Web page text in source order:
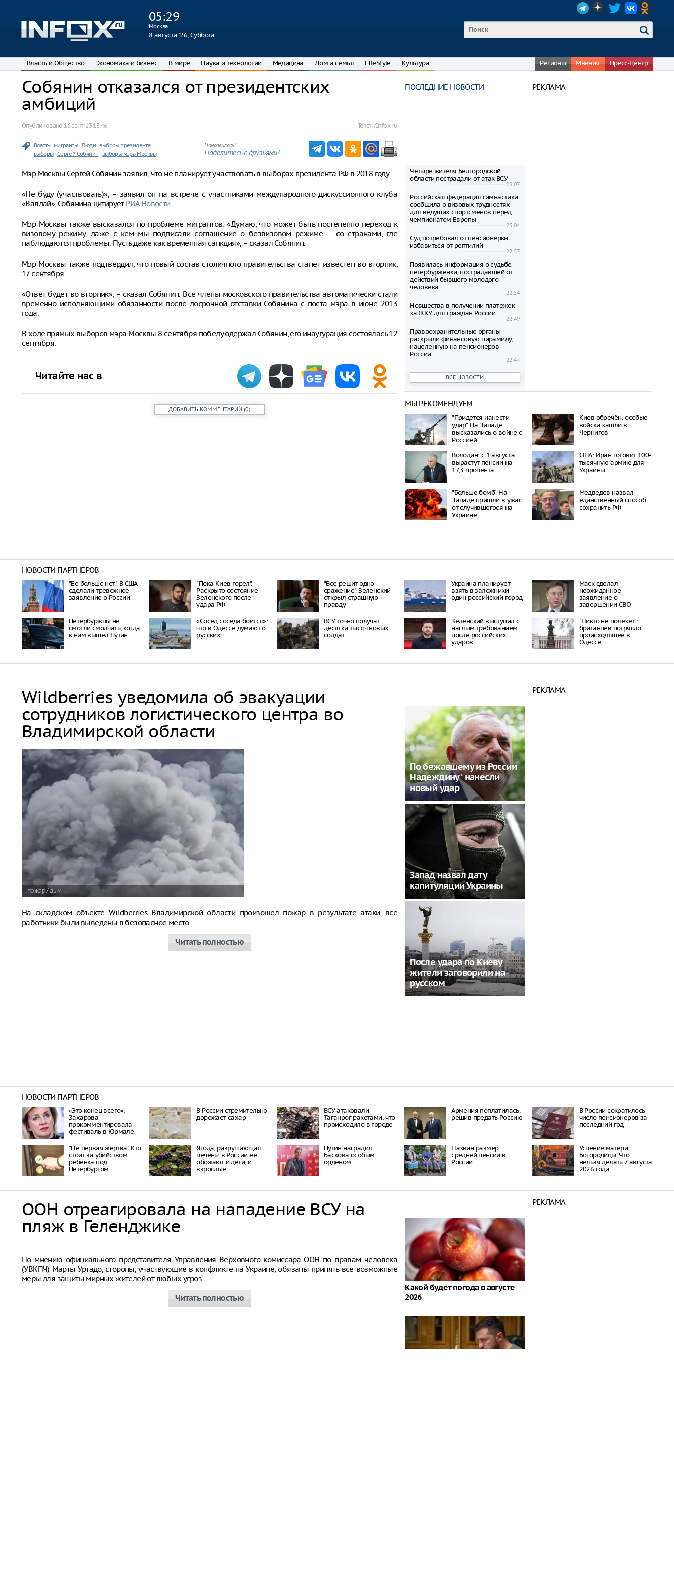
05:29
Москва
8 августа ‘26, Суббота
Власть и Общество Экономика и бизнес В мире Наука и технологии Медицина Дом и семья LIfeStyle Культура Регионы Мнения Пресс-Центр
Собянин отказался от президентских
амбиций
Опубликовано 16 сент. ‘13 13:46 Текст:/Infox.ru
Власть мигранты Люди выборы президента
выборы Сергей Собянин выборы мэра Москвы
Понравилось?
Поделитесь с друзьями!
Мэр Москвы Сергей Собянин заявил, что не планирует участвовать в выборах президента РФ в 2018 году.
«Не буду (участвовать)», – заявил он на встрече с участниками международного дискуссионного клуба
«Валдай», Собянина цитирует РИА Новости.
Мэр Москвы также высказался по проблеме мигрантов. «Думаю, что может быть постепенно переход к
визовому режиму, даже с кем мы подписали соглашение о безвизовом режиме – со странами, где
наблюдаются проблемы. Пусть даже как временная санкция», – сказал Собянин.
Мэр Москвы также подтвердил, что новый состав столичного правительства станет известен во вторник,
17 сентября.
«Ответ будет во вторник», – сказал Собянин. Все члены московского правительства автоматически стали
временно исполняющими обязанности после досрочной отставки Собянина с поста мэра в июне 2013
года.
В ходе прямых выборов мэра Москвы 8 сентября победу одержал Собянин, его инаугурация состоялась 12
сентября.
Читайте нас в
ДОБАВИТЬ КОММЕНТАРИЙ (0)
ПОСЛЕДНИЕ НОВОСТИ
Четыре жителя Белгородской
области пострадали от атак ВСУ
23:07
Российская федерация гимнастики
сообщила о визовых трудностях
для ведущих спортсменов перед
чемпионатом Европы
23:04
Суд потребовал от пенсионерки
избавиться от рептилий
22:57
Появилась информация о судьбе
петербурженки, пострадавшей от
действий бывшего молодого
человека
22:54
Новшества в получении платежек
за ЖКУ для граждан России
22:49
Правоохранительные органы
раскрыли финансовую пирамиду,
нацеленную на пенсионеров
России
22:47
Северные олени гибнут на
Шпицбергене по неизвестной
22:42
Тысячи грузовиков застряли на
границе Украины и Польши
22:38
Младенец родился спустя полтора
часа после трагической гибели
матери, упавшей с 10-го этажа
16:21
Онищенко: в период простуд может
быть введено обязательное
ношение масок
Звезда реалити-шоу поужинала с
кошкой из одной миски, вызвав
отвращение у зрителей
ВСЕ НОВОСТИ
РЕКЛАМА
МЫ РЕКОМЕНДУЕМ
"Придется нанести
удар". На Западе
высказались о войне с
Россией
Киев обречён: особые
войска зашли в
Чернигов
Володин: с 1 августа
вырастут пенсии на
17,3 процента
США: Иран готовит 100-
тысячную армию для
Украины
"Больше бомб". На
Западе пришли в ужас
от случившегося на
Украине
Медведев назвал
единственный способ
сохранить РФ
НОВОСТИ ПАРТНЕРОВ
"Ее больше нет". В США
сделали тревожное
заявление о России
"Пока Киев горел".
Раскрыто состояние
Зеленского после
удара РФ
"Все решит одно
сражение". Зеленский
открыл страшную
правду
Украина планирует
взять в заложники
один российский город
Маск сделал
неожиданное
заявление о
завершении СВО
Петербуржцы не
смогли смолчать, когда
к ним вышел Путин
«Сосед соседа боится»:
что в Одессе думают о
русских
ВСУ точно получат
десятки тысяч новых
солдат
Зеленский выступил с
наглым требованием
после российских
ударов
"Никто не полезет":
британцев потрясло
происходящее в
Одессе
Wildberries уведомила об эвакуации
сотрудников логистического центра во
Владимирской области
пожар / дым
На складском объекте Wildberries Владимирской области произошел пожар в результате атаки, все
работники были выведены в безопасное место.
Читать полностью
По бежавшему из России
Надеждину* нанесли
новый удар
Запад назвал дату
капитуляции Украины
После удара по Киеву
жители заговорили на
русском
РЕКЛАМА
НОВОСТИ ПАРТНЕРОВ
«Это конец всего»:
Захарова
прокомментировала
фестиваль в Юрмале
В России стремительно
дорожает сахар
ВСУ атаковали
Таганрог ракетами: что
происходило в городе
Армения поплатилась,
решив предать Россию
В России сократилось
число пенсионеров за
последний год
"Не первая жертва" Кто
стоит за убийством
ребенка под
Петербургом
Ягода, разрушающая
печень: в России её
обожают и дети, и
взрослые
Путин наградил
Баскова особым
орденом
Назван размер
средней пенсии в
России
Успение матери
Богородицы. Что
нельзя делать 7 августа
2026 года
ООН отреагировала на нападение ВСУ на
пляж в Геленджике
По мнению официального представителя Управления Верховного комиссара ООН по правам человека
(УВКПЧ) Марты Уртадо, стороны, участвующие в конфликте на Украине, обязаны принять все возможные
меры для защиты мирных жителей от любых угроз.
Читать полностью
Какой будет погода в августе
2026
РЕКЛАМА